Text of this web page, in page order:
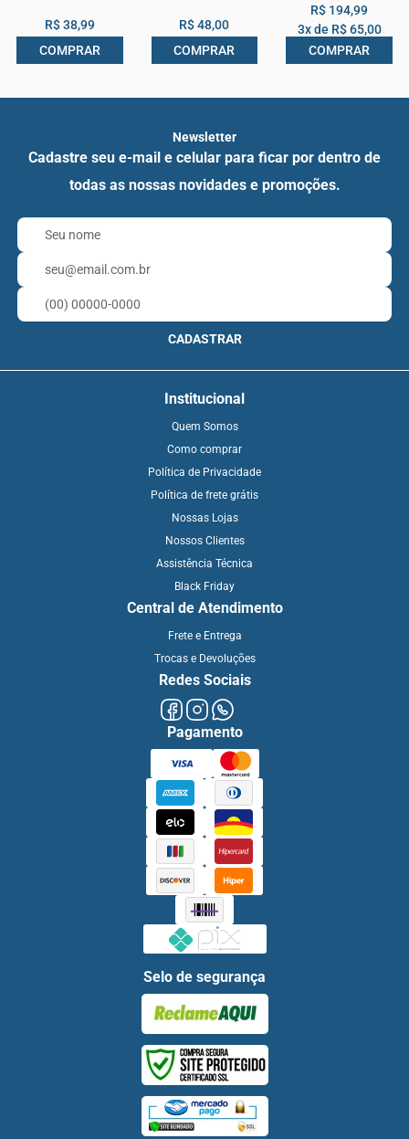
R$ 38,99
COMPRAR
R$ 48,00
COMPRAR
PROTEÇÃO
SOFTPAUHER
R$ 194,99
3x de R$ 65,00
COMPRAR
Newsletter
Cadastre seu e-mail e celular para ficar por dentro de
todas as nossas novidades e promoções.
CADASTRAR
Institucional
Quem Somos
Como comprar
Política de Privacidade
Política de frete grátis
Nossas Lojas
Nossos Clientes
Assistência Técnica
Black Friday
Central de Atendimento
Frete e Entrega
Trocas e Devoluções
Redes Sociais
Pagamento
Selo de segurança